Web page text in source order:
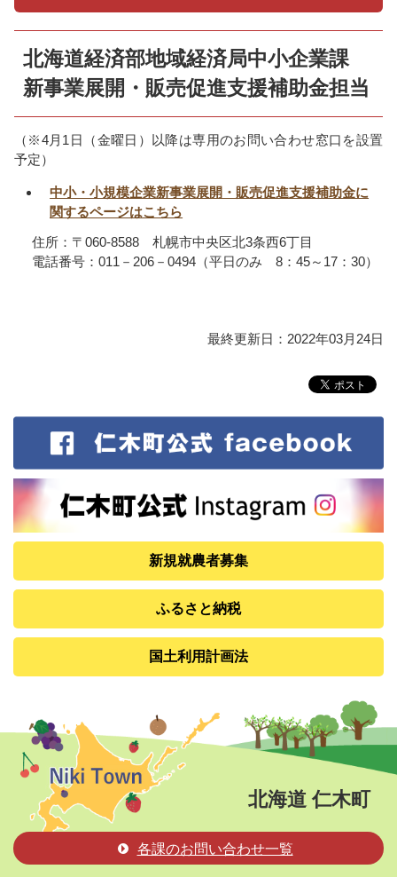
北海道経済部地域経済局中小企業課
新事業展開・販売促進支援補助金担当
（※4月1日（金曜日）以降は専用のお問い合わせ窓口を設置
予定）
中小・小規模企業新事業展開・販売促進支援補助金に
関するページはこちら
住所：〒060-8588 札幌市中央区北3条西6丁目
電話番号：011－206－0494（平日のみ 8：45～17：30）
最終更新日：2022年03月24日
新規就農者募集
ふるさと納税
国土利用計画法
北海道 仁木町
各課のお問い合わせ一覧